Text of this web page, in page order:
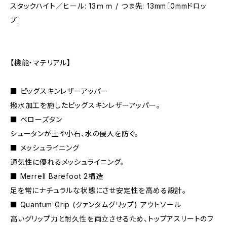
スタックハイト／ヒール: 13ｍｍ / つま先: 13mm［0mmドロッ
プ］
【機能・マテリアル】
■ ピッグスキンレザーアッパー
撥水加工を施したピッグスキンレザーアッパー。
■ ベローズタン
シュータンが土や小石、水の侵入を防ぐ。
■ メッシュライニング
通気性に優れるメッシュライニング。
■ Merrell Barefoot 2構造
足を常にナチュラルな状態にさせ安定性を高める設計。
■ Quantum Grip (クァンタムグリップ) アウトソール
高いグリップ力と耐久性を両立させるため、トップアスリートのフ